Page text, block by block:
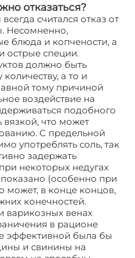
отказаться?
считался отказ от
Несомненно,
блюда и копчености, а
острые специи.
должно быть
а то и
тому причиной
воздействие на
подобного
вязкой, что может
С предельной
употреблять соль, так
задержать
некоторых недугах
(особенно при
может, в конце концов,
конечностей.
варикозных венах
в рационе
эффективной была бы
и свинины на